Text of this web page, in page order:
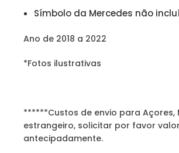
Símbolo da Mercedes não
Ano de 2018 a 2022
*Fotos ilustrativas
******Custos de envio para Açores,
estrangeiro, solicitar por favor
antecipadamente.